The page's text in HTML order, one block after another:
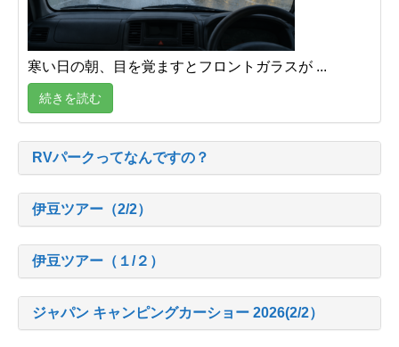
寒い日の朝、目を覚ますとフロントガラスが ...
続きを読む
RVパークってなんですの？
伊豆ツアー（2/2）
伊豆ツアー（１/２）
ジャパン キャンピングカーショー 2026(2/2）